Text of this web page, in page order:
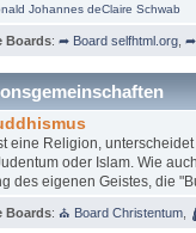
Johannes deClaire Schwab
Boards: ➦ Board selfhtml.org, ➦
eine Religion,
oder Islam. Wie
des eigenen Geistes, die
Boards: ⛪ Board Christentum,